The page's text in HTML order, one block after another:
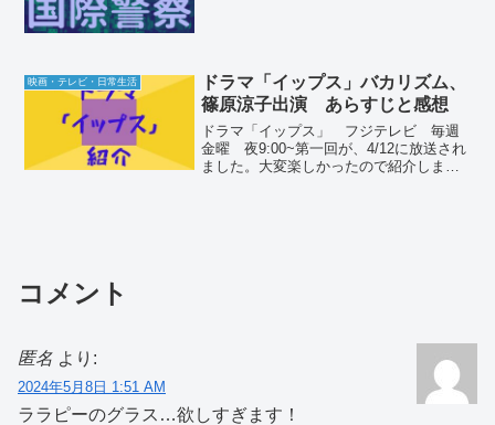
映画・テレビ・日常生活
ドラマ「イップス」バカリズム、
篠原涼子出演 あらすじと感想
ドラマ「イップス」 フジテレビ 毎週
金曜 夜9:00~第一回が、4/12に放送され
ました。大変楽しかったので紹介しま
コメント
匿名 より:
2024年5月8日 1:51 AM
ララピーのグラス…欲しすぎます！